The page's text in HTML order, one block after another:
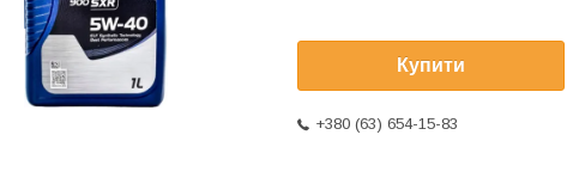
Купити
+380 (63) 654-15-83